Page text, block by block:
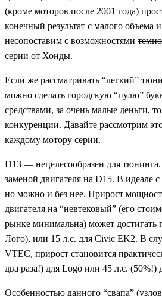
(кроме моторов после 2001 года)
конечный результат с малого объема
несопоставим с возможностями
серии от Хонды.
Если же рассматривать “легкий”
можно сделать городскую “пулю”
средствами, за очень малые деньги,
конкуренции. Давайте рассмотрим
каждому мотору серии.
D13 — нецелесообразен для
заменой двигателя на D15. В идеале
но можно и без нее. Прирост
двигателя на “невтековый” (его
рынке минимальна) может достигать
Лого), или 15 л.с. для Civic EK2. В
VTEC, прирост становится
два раза!) для Logo или 45 л.с. (50%!)
Особенностью данного “свапа”